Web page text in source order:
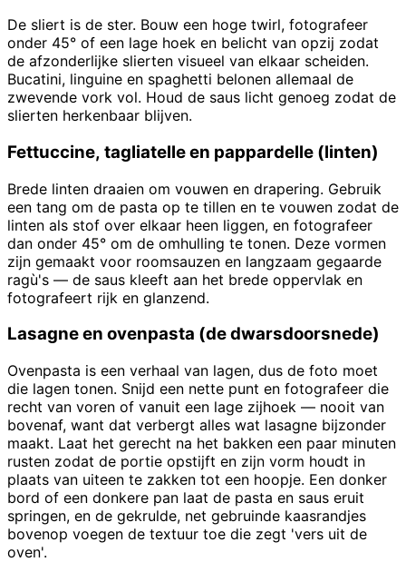
De sliert is de ster. Bouw een hoge twirl, fotografeer
onder 45° of een lage hoek en belicht van opzij zodat
de afzonderlijke slierten visueel van elkaar scheiden.
Bucatini, linguine en spaghetti belonen allemaal de
zwevende vork vol. Houd de saus licht genoeg zodat de
slierten herkenbaar blijven.
Fettuccine, tagliatelle en pappardelle (linten)
Brede linten draaien om vouwen en drapering. Gebruik
een tang om de pasta op te tillen en te vouwen zodat de
linten als stof over elkaar heen liggen, en fotografeer
dan onder 45° om de omhulling te tonen. Deze vormen
zijn gemaakt voor roomsauzen en langzaam gegaarde
ragù's — de saus kleeft aan het brede oppervlak en
fotografeert rijk en glanzend.
Lasagne en ovenpasta (de dwarsdoorsnede)
Ovenpasta is een verhaal van lagen, dus de foto moet
die lagen tonen. Snijd een nette punt en fotografeer die
recht van voren of vanuit een lage zijhoek — nooit van
bovenaf, want dat verbergt alles wat lasagne bijzonder
maakt. Laat het gerecht na het bakken een paar minuten
rusten zodat de portie opstijft en zijn vorm houdt in
plaats van uiteen te zakken tot een hoopje. Een donker
bord of een donkere pan laat de pasta en saus eruit
springen, en de gekrulde, net gebruinde kaasrandjes
bovenop voegen de textuur toe die zegt 'vers uit de
oven'.